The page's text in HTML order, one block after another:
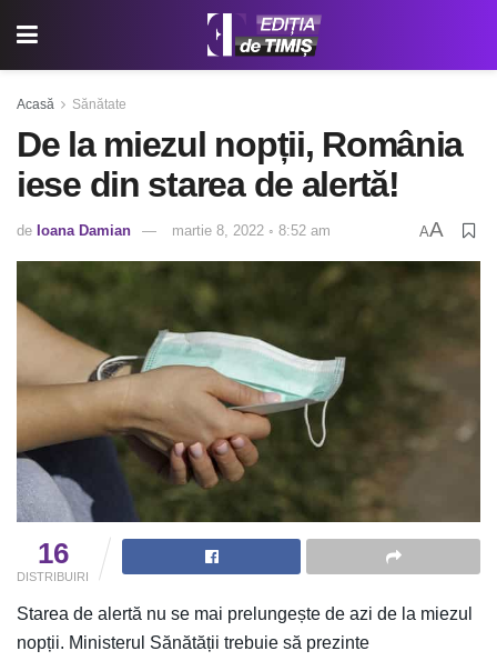
Acasă Sănătate
De la miezul nopții, România
iese din starea de alertă!
de Ioana Damian martie 8, 2022 ◦ 8:52 am AA
16
DISTRIBUIRI
Starea de alertă nu se mai prelungește de azi de la miezul
nopții. Ministerul Sănătății trebuie să prezinte